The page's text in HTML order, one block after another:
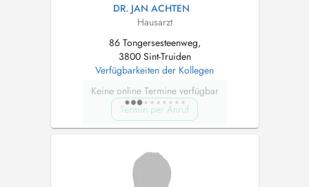
DR. JAN ACHTEN
Hausarzt
86 Tongersesteenweg,
3800 Sint-Truiden
Verfügbarkeiten der Kollegen
Keine online Termine verfügbar
Termin per Anruf